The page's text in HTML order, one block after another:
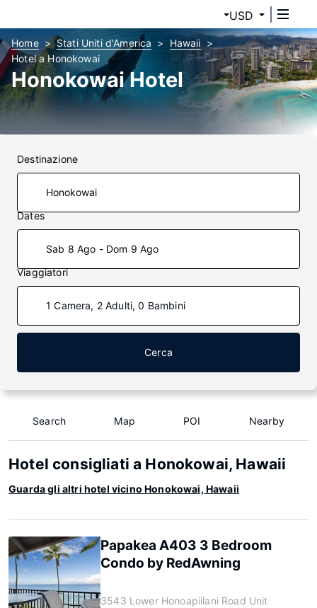
USD
Home Stati Uniti d'America
Hawaii
Hotel a Honokowai
Honokowai Hotel
Destinazione
Dates
Sab 8 Ago - Dom 9 Ago
Viaggiatori
1 Camera, 2 Adulti, 0 Bambini
Cerca
Search Map POI Nearby
Hotel consigliati a Honokowai, Hawaii
Guarda gli altri hotel vicino Honokowai, Hawaii
Papakea A403 3 Bedroom
Condo by RedAwning
3543 Lower Honoapiilani Road Unit